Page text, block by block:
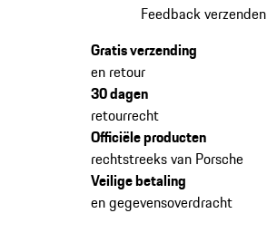
Feedback verzenden
Gratis verzending
en retour
30 dagen
retourrecht
Officiële producten
rechtstreeks van Porsche
Veilige betaling
en gegevensoverdracht